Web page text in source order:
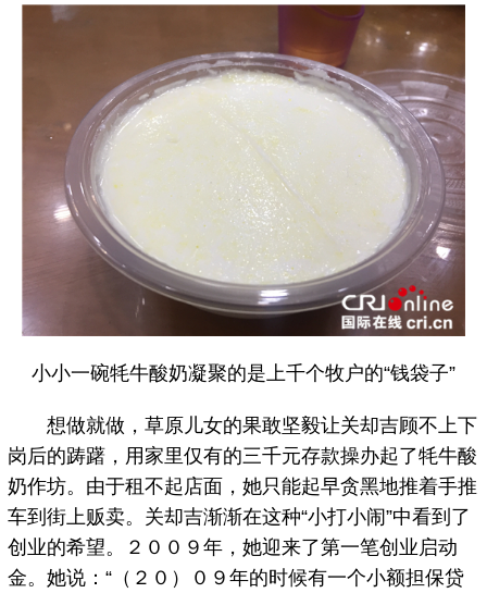
小小一碗牦牛酸奶凝聚的是上千个牧户的“钱袋子”
想做就做，草原儿女的果敢坚毅让关却吉顾不上下
岗后的踌躇，用家里仅有的三千元存款操办起了牦牛酸
奶作坊。由于租不起店面，她只能起早贪黑地推着手推
车到街上贩卖。关却吉渐渐在这种“小打小闹”中看到了
创业的希望。２００９年，她迎来了第一笔创业启动
金。她说：“（２０）０９年的时候有一个小额担保贷